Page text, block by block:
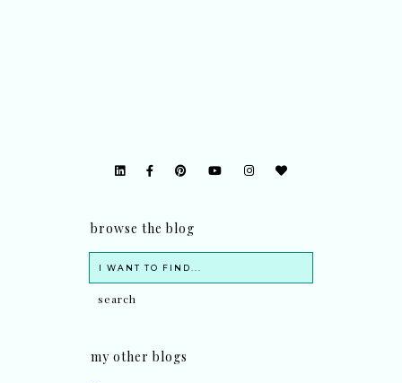
browse the blog
my other blogs